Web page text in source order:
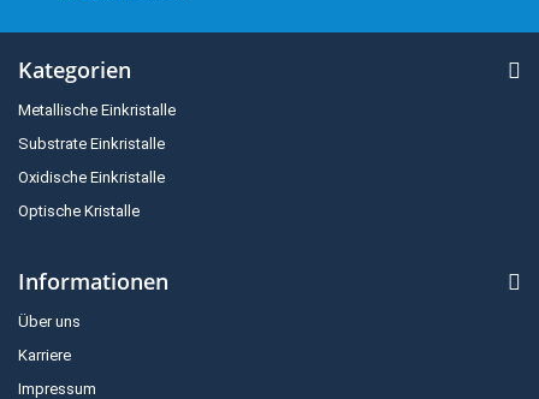
Kategorien
Metallische Einkristalle
Substrate Einkristalle
Oxidische Einkristalle
Optische Kristalle
Informationen
Über uns
Karriere
Impressum